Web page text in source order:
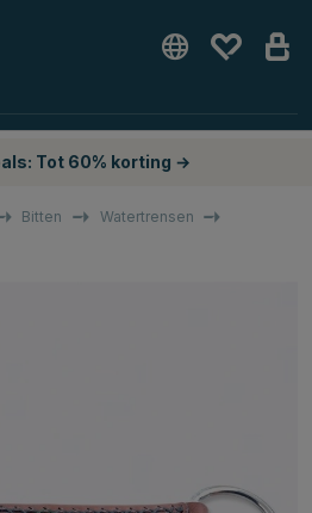
Tot 60% korting →
Bitten
Watertrensen